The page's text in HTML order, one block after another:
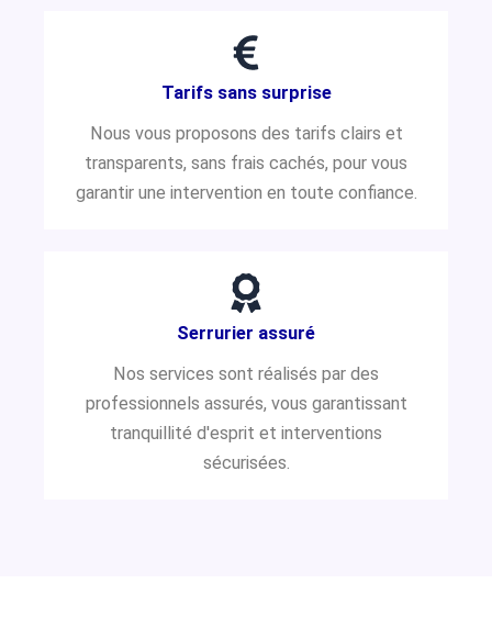
Tarifs sans surprise
Nous vous proposons des tarifs clairs et
transparents, sans frais cachés, pour vous
garantir une intervention en toute confiance.
Serrurier assuré
Nos services sont réalisés par des
professionnels assurés, vous garantissant
tranquillité d'esprit et interventions
sécurisées.